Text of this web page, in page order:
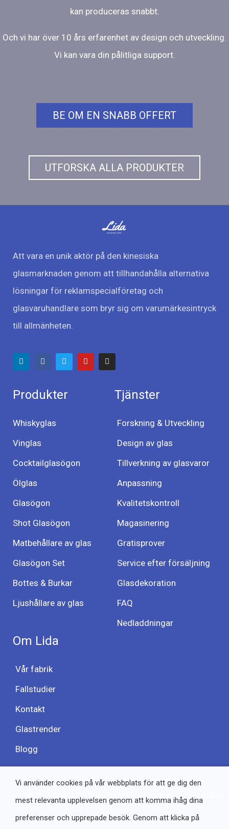
kan produceras snabbt.
Och vi har över 10 års erfarenhet av design och utveckling.
Vi kan vara din pålitliga support.
BE OM EN SNABB OFFERT
UTFORSKA ALLA PRODUKTER
Att vara en unik aktör på den kinesiska
glasmarknaden genom att tillhandahålla alternativa
lösningar för reklamspecialföretag och
glasvaruhandlare som bryr sig om varumärkesintryck
till allmänheten.
Produkter
Whiskyglas
Vinglas
Cocktailglasögon
Ölglas
Glasögon
Shot Glasögon
Matbehållare av glas
Glasögon Set
Bottes & Burkar
Ljushållare av glas
Tjänster
Forskning & Utveckling
Design av glas
Tillverkning av glasvaror
Anpassning
Kvalitetskontroll
Magasinering
Gratisprover
Service efter försäljning
Glasdekoration
FAQ
Nedladdningar
Om Lida
Vår fabrik
Fallstudier
Kontakt
Glastrender
Blogg
© 2008-2026 LIDA GLASSWARE - Alla rättigheter förbehållna
Vi använder cookies på vår webbplats för att ge dig den
mest relevanta upplevelsen genom att komma ihåg dina
preferenser och upprepade besök. Genom att klicka på